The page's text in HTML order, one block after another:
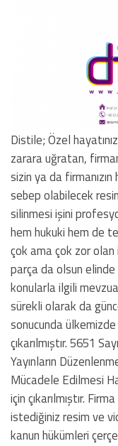
Distile; Özel
zarara uğratan,
sizin ya da
sebep olabilecek
silinmesi işini
hem hukuki hem de
çok ama çok zor olan
parça da olsun
konularla ilgili
sürekli olarak da
sonucunda
çıkarılmıştır. 5651
Yayınların
Mücadele Edilmesi
için çıkarılmıştır.
istediğiniz resim ve
kanun hükümleri